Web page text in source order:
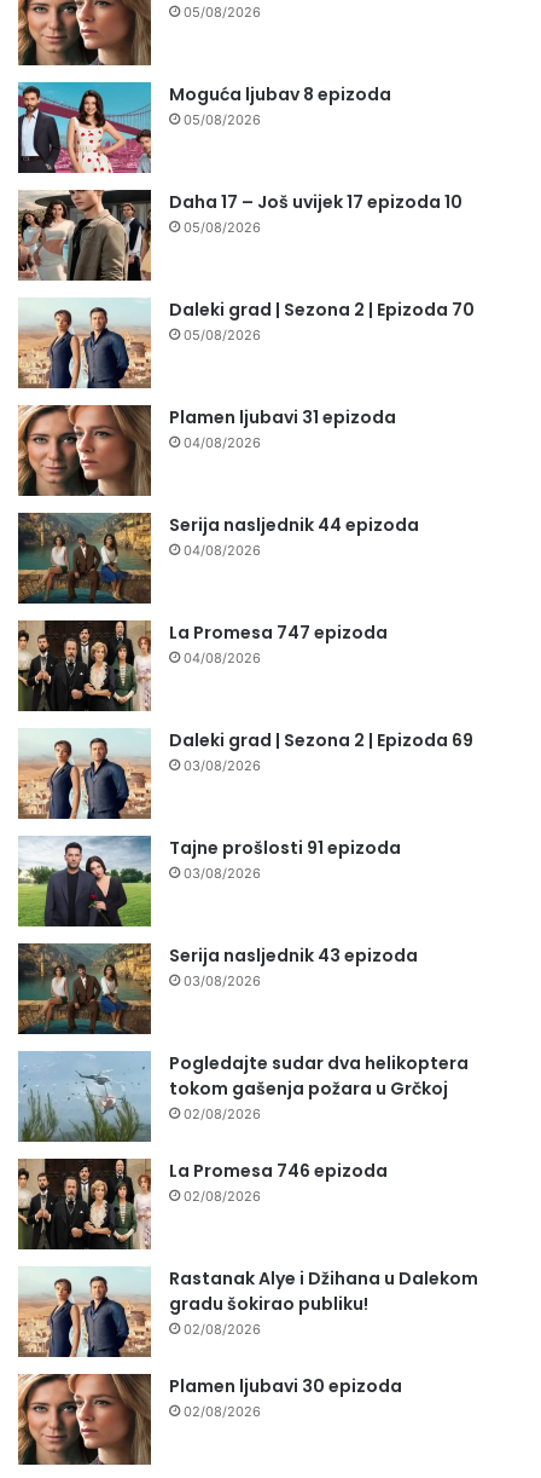
05/08/2026
Moguća ljubav 8 epizoda
05/08/2026
Daha 17 – Još uvijek 17 epizoda 10
05/08/2026
Daleki grad | Sezona 2 | Epizoda 70
05/08/2026
Plamen ljubavi 31 epizoda
04/08/2026
Serija nasljednik 44 epizoda
04/08/2026
La Promesa 747 epizoda
04/08/2026
Daleki grad | Sezona 2 | Epizoda 69
03/08/2026
Tajne prošlosti 91 epizoda
03/08/2026
Serija nasljednik 43 epizoda
03/08/2026
Pogledajte sudar dva helikoptera
tokom gašenja požara u Grčkoj
02/08/2026
La Promesa 746 epizoda
02/08/2026
Rastanak Alye i Džihana u Dalekom
gradu šokirao publiku!
02/08/2026
Plamen ljubavi 30 epizoda
02/08/2026